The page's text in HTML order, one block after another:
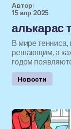
Автор:
15 апр 2025
алькарас
В мире тенниса,
решающим, а
годом
Новости